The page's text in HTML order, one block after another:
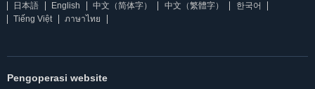
日本語 English 中文（简体字） 中文（繁體字）
한국어
Tiếng Việt
ภาษาไทย
Pengoperasi website